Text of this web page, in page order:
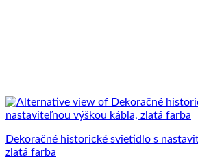
Dekoračné historické svietidlo s
zlatá farba